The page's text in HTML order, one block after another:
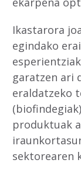
Ikastarora
egindako
garatzen ari
eraldatzeko
produktuak
sektorearen